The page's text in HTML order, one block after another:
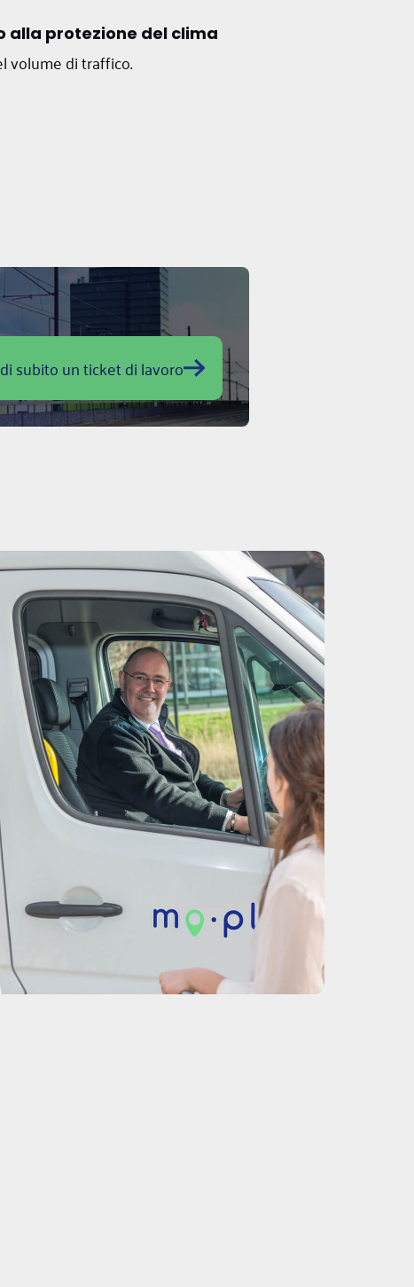
alla protezione del clima
volume di traffico.
subito un ticket di lavoro